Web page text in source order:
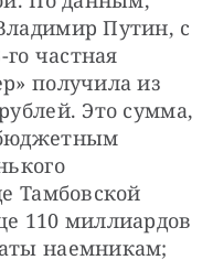
Путин, с
частная
получила из
Это сумма,
Тамбовской
110 миллиардов
наемникам;